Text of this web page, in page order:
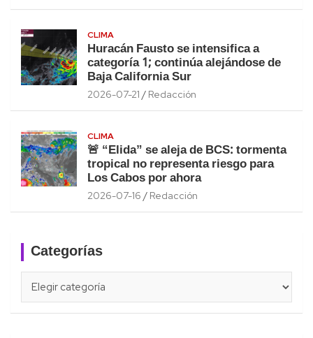
CLIMA
Huracán Fausto se intensifica a
categoría 1; continúa alejándose de
Baja California Sur
2026-07-21 Redacción
CLIMA
🚨 “Elida” se aleja de BCS: tormenta
tropical no representa riesgo para
Los Cabos por ahora
2026-07-16 Redacción
Categorías